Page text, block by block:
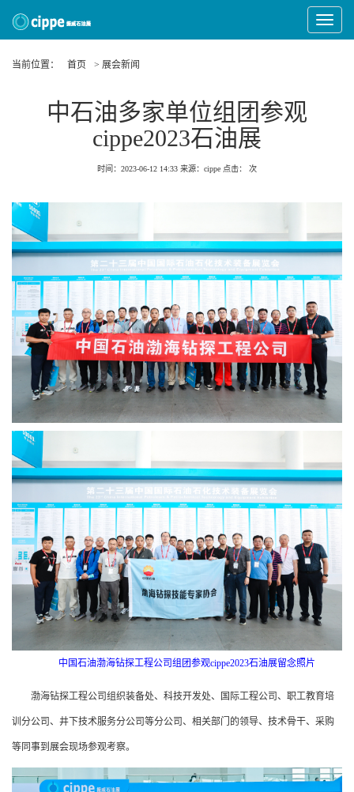
Toggle
当前位置：
首页 > 展会新闻
中石油多家单位组团参观
cippe2023石油展
时间：2023-06-12 14:33 来源：cippe 点击： 次
中国石油渤海钻探工程公司组团参观cippe2023石油展留念照片
渤海钻探工程公司组织装备处、科技开发处、国际工程公司、职工教育培
训分公司、井下技术服务分公司等分公司、相关部门的领导、技术骨干、采购
等同事到展会现场参观考察。